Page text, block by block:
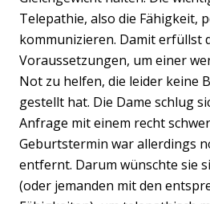
Telepathie, also die Fähigkeit,
kommunizieren. Damit erfüllst
Voraussetzungen, um einer
Not zu helfen, die leider keine
gestellt hat. Die Dame schlug
Anfrage mit einem recht
Geburtstermin war allerdings
entfernt. Darum wünschte sie
(oder jemanden mit den